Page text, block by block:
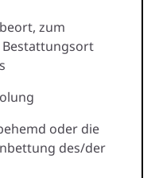
zum
oder die
des/der